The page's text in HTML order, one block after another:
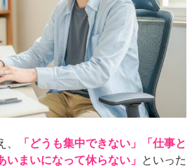
「どうも集中できない」「仕事と
まいになって休らない」 といった